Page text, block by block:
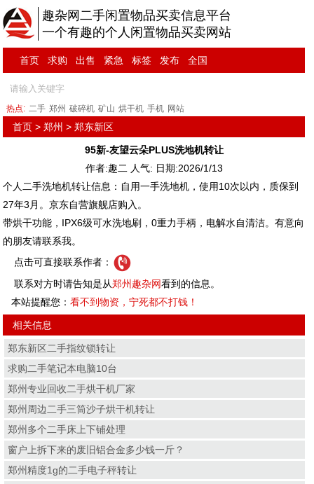
趣杂网二手闲置物品买卖信息平台
一个有趣的个人闲置物品买卖网站
首页 求购 出售 紧急 标签 发布 全国
热点: 二手 郑州 破碎机 矿山 烘干机 手机 网站
首页 >郑州 >郑东新区
95新-友望云朵PLUS洗地机转让
作者:趣二 人气: 日期:2026/1/13
个人二手洗地机转让信息：自用一手洗地机，使用10次以内，质保到
27年3月。京东自营旗舰店购入。
带烘干功能，IPX6级可水洗地刷，0重力手柄，电解水自清洁。有意向
的朋友请联系我。
点击可直接联系作者：
联系对方时请告知是从郑州趣杂网看到的信息。
本站提醒您：看不到物资，宁死都不打钱！
相关信息
郑东新区二手指纹锁转让
求购二手笔记本电脑10台
郑州专业回收二手烘干机厂家
郑州周边二手三筒沙子烘干机转让
郑州多个二手床上下铺处理
窗户上拆下来的废旧铝合金多少钱一斤？
郑州精度1g的二手电子秤转让